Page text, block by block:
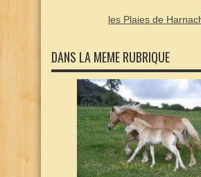
les Plaies de
DANS LA MEME RUBRIQUE